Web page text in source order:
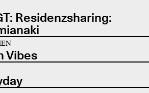
Residenzsharing:
Vibes